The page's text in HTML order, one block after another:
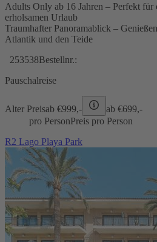
Adults Only ab 16 Jahren – Perfekt für
erholsamen Urlaub
Traumhafter Panoramablick –
Atlantik und den Teide
253538Bestellnr.:
Pauschalreise
Alter Preisab €999,- ab €699,-
pro PersonPreis pro Person
R2 Lago Playa Park